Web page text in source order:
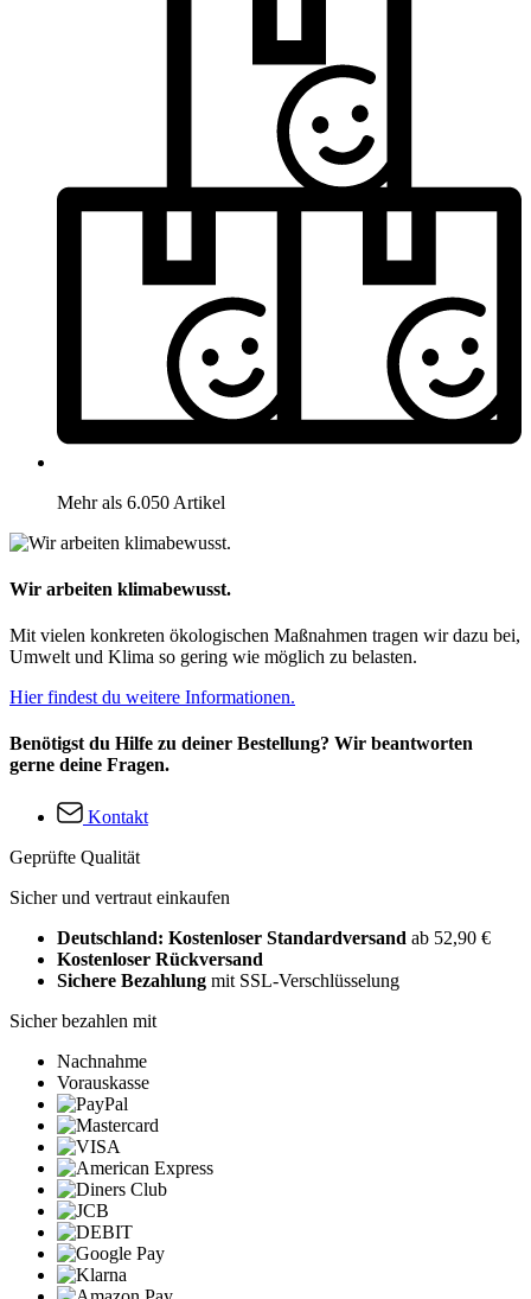
Mehr als 6.050 Artikel
Wir arbeiten klimabewusst.
Mit vielen konkreten ökologischen Maßnahmen tragen wir dazu bei,
Umwelt und Klima so gering wie möglich zu belasten.
Hier findest du weitere Informationen.
Benötigst du Hilfe zu deiner Bestellung? Wir beantworten
gerne deine Fragen.
Kontakt
Geprüfte Qualität
Sicher und vertraut einkaufen
Deutschland: Kostenloser Standardversand ab 52,90 €
Kostenloser Rückversand
Sichere Bezahlung mit SSL-Verschlüsselung
Sicher bezahlen mit
Nachnahme
Vorauskasse